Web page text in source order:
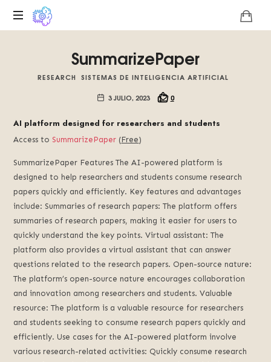
la
del
Roko,
fomentamos
futuro.
SummarizePaper
RESEARCH SISTEMAS DE INTELIGENCIA ARTIFICIAL
3 JULIO, 2023
0
AI platform designed for researchers and students
Access to SummarizePaper (Free)
SummarizePaper Features The AI-powered platform is
designed to help researchers and students consume research
papers quickly and efficiently. Key features and advantages
include: Summaries of research papers: The platform offers
summaries of research papers, making it easier for users to
quickly understand the key points. Virtual assistant: The
platform also provides a virtual assistant that can answer
questions related to the research papers. Open-source nature:
The platform’s open-source nature encourages collaboration
and innovation among researchers and students. Valuable
resource: The platform is a valuable resource for researchers
and students seeking to consume research papers quickly and
efficiently. Use cases for the AI-powered platform involve
various research-related activities: Quickly consume research